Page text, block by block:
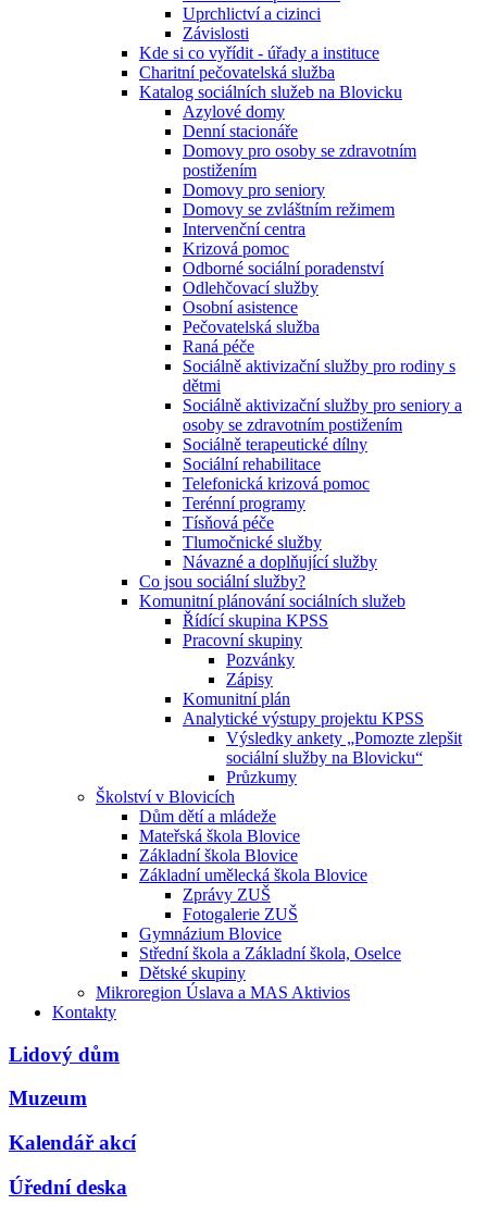
Uprchlictví a cizinci
Závislosti
Kde si co vyřídit - úřady a instituce
Charitní pečovatelská služba
Katalog sociálních služeb na Blovicku
Azylové domy
Denní stacionáře
Domovy pro osoby se zdravotním
postižením
Domovy pro seniory
Domovy se zvláštním režimem
Intervenční centra
Krizová pomoc
Odborné sociální poradenství
Odlehčovací služby
Osobní asistence
Pečovatelská služba
Raná péče
Sociálně aktivizační služby pro rodiny s
dětmi
Sociálně aktivizační služby pro seniory a
osoby se zdravotním postižením
Sociálně terapeutické dílny
Sociální rehabilitace
Telefonická krizová pomoc
Terénní programy
Tísňová péče
Tlumočnické služby
Návazné a doplňující služby
Co jsou sociální služby?
Komunitní plánování sociálních služeb
Řídící skupina KPSS
Pracovní skupiny
Pozvánky
Zápisy
Komunitní plán
Analytické výstupy projektu KPSS
Výsledky ankety „Pomozte zlepšit
sociální služby na Blovicku“
Průzkumy
Školství v Blovicích
Dům dětí a mládeže
Mateřská škola Blovice
Základní škola Blovice
Základní umělecká škola Blovice
Zprávy ZUŠ
Fotogalerie ZUŠ
Gymnázium Blovice
Střední škola a Základní škola, Oselce
Dětské skupiny
Mikroregion Úslava a MAS Aktivios
Kontakty
Lidový dům
Muzeum
Kalendář akcí
Úřední deska